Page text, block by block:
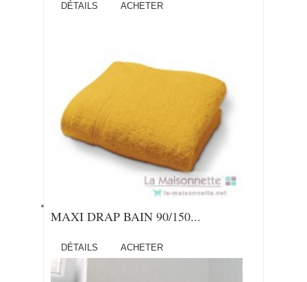
DÉTAILS ACHETER
MAXI DRAP BAIN 90/150...
DÉTAILS ACHETER